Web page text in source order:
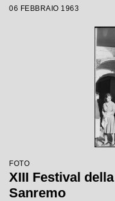
06 FEBBRAIO 1963
FOTO
XIII Festival
Sanremo